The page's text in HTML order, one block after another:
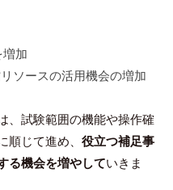
増加
ソースの活用機会の増加
、試験範囲の機能や操作確
順じて進め、 役立つ補足事
る機会を増やしていきま